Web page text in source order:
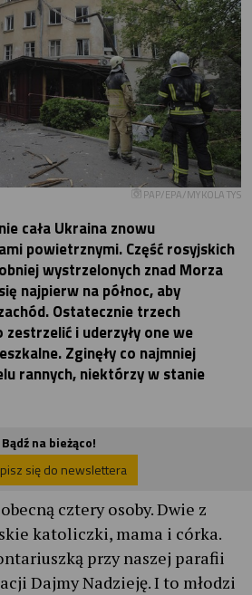
PAP/EPA/MYKOLA TYS
cała Ukraina znowu
powietrznymi. Część rosyjskich
wystrzelonych znad Morza
najpierw na północ, aby
Ostatecznie trzech
zestrzelić i uderzyły one we
Zginęły co najmniej
rannych, niektórzy w stanie
Bądź na bieżąco!
się do newslettera
cztery osoby. Dwie z
katoliczki, mama i córka.
przy naszej parafii
Dajmy Nadzieję. I to młodzi